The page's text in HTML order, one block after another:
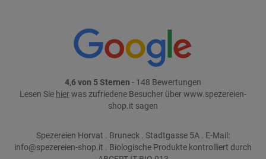
4,6 von 5 Sternen - 148 Bewertungen
Lesen Sie hierwas zufriedene Besucher über www.spezereien-
shop.it sagen
Spezereien Horvat . Bruneck . Stadtgasse 5A . E-Mail:
info@spezereien-shop.it . Biologische Produkte kontrolliert durch